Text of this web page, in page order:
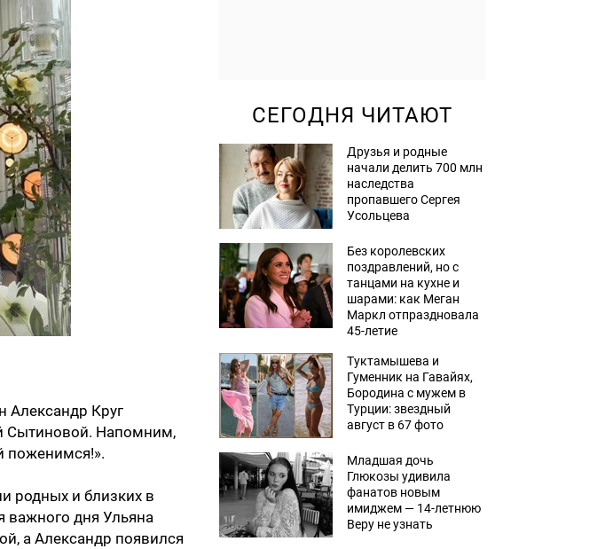
Александр Круг
Сытиновой. Напомним,
поженимся!».
родных и близких в
важного дня Ульяна
а Александр появился
СЕГОДНЯ ЧИТАЮТ
Друзья и родные
начали делить 700 млн
наследства
пропавшего Сергея
Усольцева
Без королевских
поздравлений, но с
танцами на кухне и
шарами: как Меган
Маркл отпраздновала
45-летие
Туктамышева и
Гуменник на Гавайях,
Бородина с мужем в
Турции: звездный
август в 67 фото
Младшая дочь
Глюкозы удивила
фанатов новым
имиджем — 14-летнюю
Веру не узнать